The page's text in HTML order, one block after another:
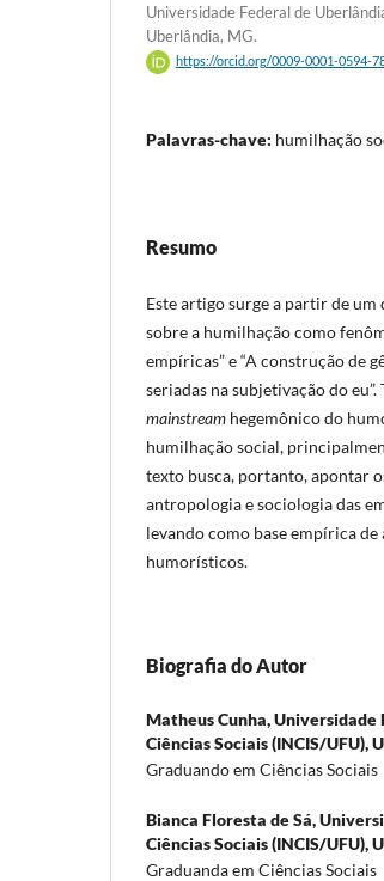
Universidade Federal de
Uberlândia, MG.
https://orcid.org/0009-0001-0594-
Palavras-chave: humilhação
Resumo
Este artigo surge a partir de um
sobre a humilhação como
empíricas” e “A construção de
seriadas na subjetivação do
mainstream hegemônico do
humilhação social,
texto busca, portanto, apontar
antropologia e sociologia das
levando como base empírica
humorísticos.
Biografia do Autor
Matheus Cunha,Universidade
Ciências Sociais (INCIS/UFU),
Graduando em Ciências Sociais
Bianca Floresta de Sá,
Ciências Sociais (INCIS/UFU),
Graduanda em Ciências Sociais